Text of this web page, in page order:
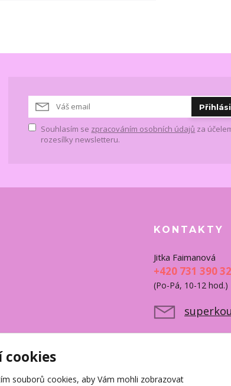
Souhlasím se zpracováním osobních údajů za
rozesílky newsletteru.
KONTAKTY
Jitka Faimanová
+420 731 390
(Po-Pá, 10-12 hod.)
cookies
souborů cookies, aby Vám mohli zobrazovat